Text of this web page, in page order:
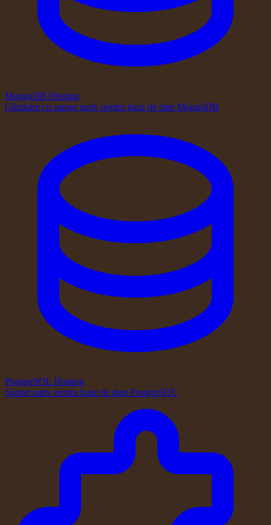
MongoDB Hosting
Găzduire cu suport nativ pentru baze de date MongoDB
PostgreSQL Hosting
Suport nativ pentru baze de date PostgreSQL